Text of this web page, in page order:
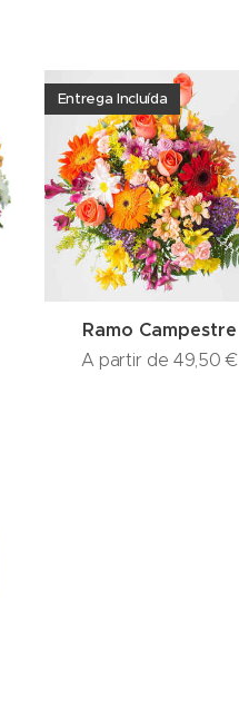
Ramo Campestre
Entrega Incluída
A partir de 49,50 €